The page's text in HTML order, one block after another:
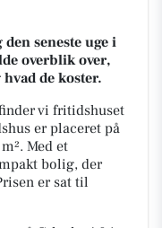
seneste uge i
overblik over,
de koster.
vi fritidshuset
er placeret på
Med et
bolig, der
er sat til